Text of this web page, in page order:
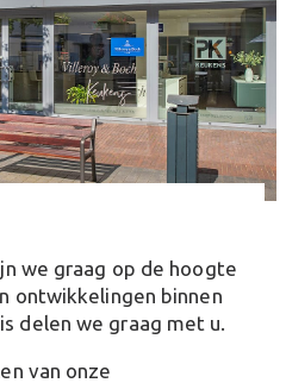
we graag op de hoogte
ontwikkelingen binnen
delen we graag met u.
van onze